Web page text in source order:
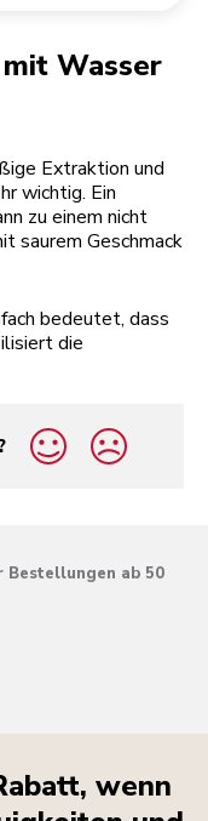
Wasser
Extraktion und
wichtig. Ein
zu einem nicht
saurem Geschmack
bedeutet, dass
die
ab 50
wenn